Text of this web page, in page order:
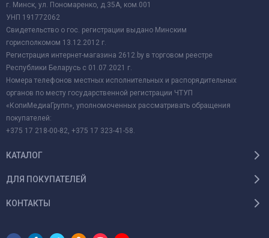
г. Минск, ул. Пономаренко, д.35А, ком.001
УНП 191772062
Свидетельство о гос. регистрации выдано Минским
горисполкомом 13.12.2012 г.
Регистрация интернет-магазина 2612.by в торговом реестре
Республики Беларусь с 01.07.2021 г.
Номера телефонов местных исполнительных и распорядительных
органов по месту государственной регистрации ЧТУП
«КопиМедиаГрупп», уполномоченных рассматривать обращения
покупателей:
+375 17 218-00-82, +375 17 323-41-58.
КАТАЛОГ
ДЛЯ ПОКУПАТЕЛЕЙ
КОНТАКТЫ